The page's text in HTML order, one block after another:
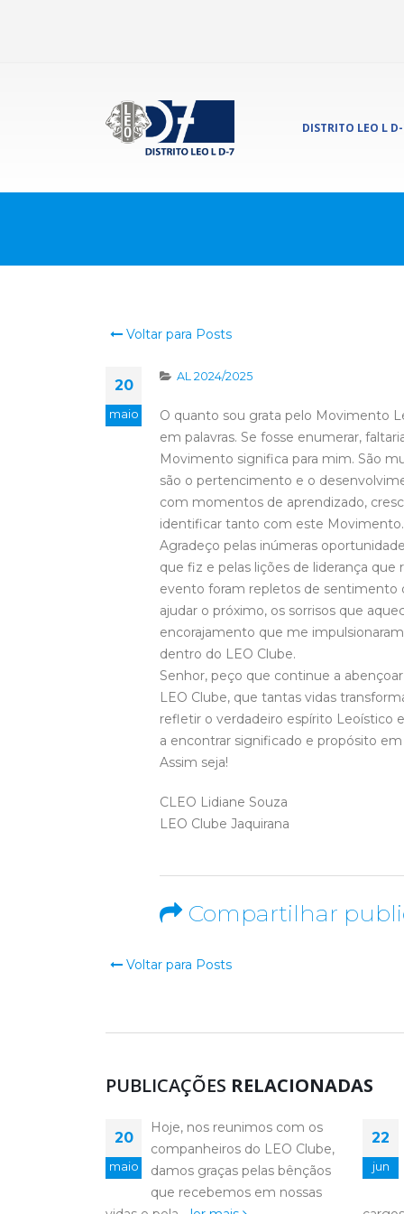
DISTRITO LEO L
Voltar para Posts
20
maio
AL 2024/2025
O quanto sou grata pelo Movimento
em palavras. Se fosse enumerar,
Movimento significa para mim. São
são o pertencimento e o
com momentos de aprendizado,
identificar tanto com este Movimento.
Agradeço pelas inúmeras
que fiz e pelas lições de liderança que
evento foram repletos de sentimento
ajudar o próximo, os sorrisos que
encorajamento que me
dentro do LEO Clube.
Senhor, peço que continue a
LEO Clube, que tantas vidas
refletir o verdadeiro espírito Leoístico
a encontrar significado e propósito em
Assim seja!
CLEO Lidiane Souza
LEO Clube Jaquirana
Compartilhar
Voltar para Posts
PUBLICAÇÕES RELACIONADAS
22
jun
Ao longo da nossa
caminhada, vivemos
experiências que vão muito
além das reuniões, dos
20
maio